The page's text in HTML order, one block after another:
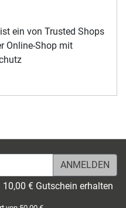
ein von Trusted Shops
Online-Shop mit
€ Gutschein erhalten